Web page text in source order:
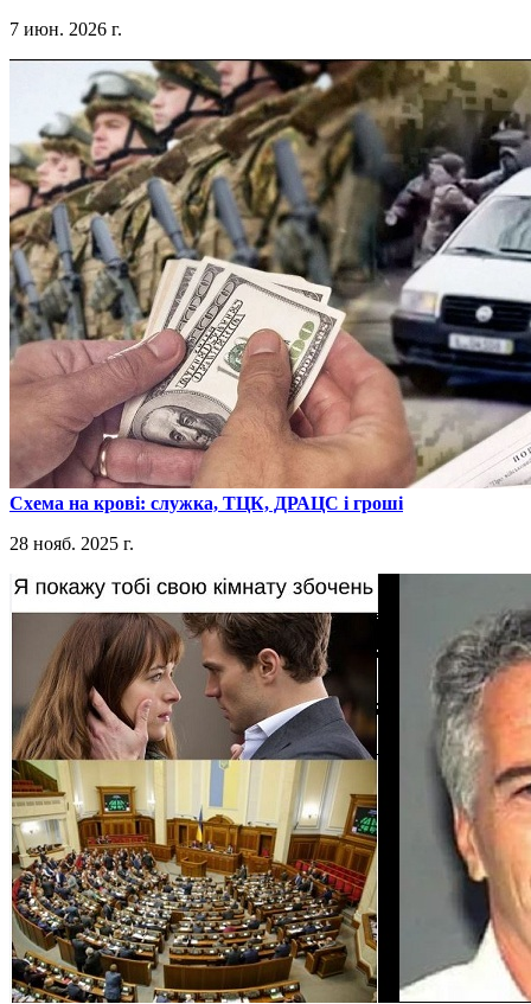
7 июн. 2026 г.
​Схема на крові: служка, ТЦК, ДРАЦС і гроші
28 нояб. 2025 г.